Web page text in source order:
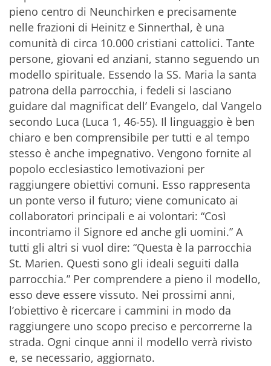
pieno centro di Neunchirken e precisamente
nelle frazioni di Heinitz e Sinnerthal, è una
comunità di circa 10.000 cristiani cattolici. Tante
persone, giovani ed anziani, stanno seguendo un
modello spirituale. Essendo la SS. Maria la santa
patrona della parrocchia, i fedeli si lasciano
guidare dal magnificat dell’ Evangelo, dal Vangelo
secondo Luca (Luca 1, 46-55). Il linguaggio è ben
chiaro e ben comprensibile per tutti e al tempo
stesso è anche impegnativo. Vengono fornite al
popolo ecclesiastico lemotivazioni per
raggiungere obiettivi comuni. Esso rappresenta
un ponte verso il futuro; viene comunicato ai
collaboratori principali e ai volontari: “Così
incontriamo il Signore ed anche gli uomini.” A
tutti gli altri si vuol dire: “Questa è la parrocchia
St. Marien. Questi sono gli ideali seguiti dalla
parrocchia.” Per comprendere a pieno il modello,
esso deve essere vissuto. Nei prossimi anni,
l’obiettivo è ricercare i cammini in modo da
raggiungere uno scopo preciso e percorrerne la
strada. Ogni cinque anni il modello verrà rivisto
e, se necessario, aggiornato.